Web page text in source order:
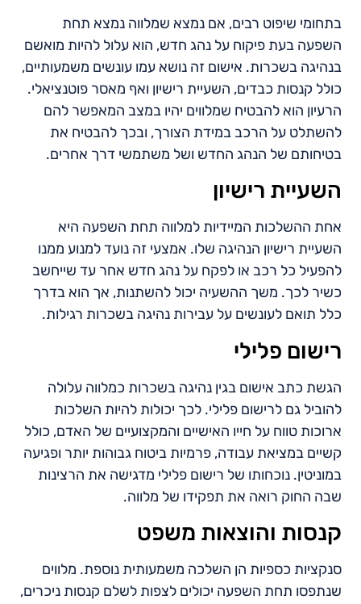
בתחומי שיפוט רבים, אם נמצא שמלווה נמצא תחת
השפעה בעת פיקוח על נהג חדש, הוא עלול להיות מואשם
בנהיגה בשכרות. אישום זה נושא עמו עונשים משמעותיים,
כולל קנסות כבדים, השעיית רישיון ואף מאסר פוטנציאלי.
הרעיון הוא להבטיח שמלווים יהיו במצב המאפשר להם
להשתלט על הרכב במידת הצורך, ובכך להבטיח את
בטיחותם של הנהג החדש ושל משתמשי דרך אחרים.
השעיית רישיון
אחת ההשלכות המיידיות למלווה תחת השפעה היא
השעיית רישיון הנהיגה שלו. אמצעי זה נועד למנוע ממנו
להפעיל כל רכב או לפקח על נהג חדש אחר עד שייחשב
כשיר לכך. משך ההשעיה יכול להשתנות, אך הוא בדרך
כלל תואם לעונשים על עבירות נהיגה בשכרות רגילות.
רישום פלילי
הגשת כתב אישום בגין נהיגה בשכרות כמלווה עלולה
להוביל גם לרישום פלילי. לכך יכולות להיות השלכות
ארוכות טווח על חייו האישיים והמקצועיים של האדם, כולל
קשיים במציאת עבודה, פרמיות ביטוח גבוהות יותר ופגיעה
במוניטין. נוכחותו של רישום פלילי מדגישה את הרצינות
שבה החוק רואה את תפקידו של מלווה.
קנסות והוצאות משפט
סנקציות כספיות הן השלכה משמעותית נוספת. מלווים
שנתפסו תחת השפעה יכולים לצפות לשלם קנסות ניכרים,